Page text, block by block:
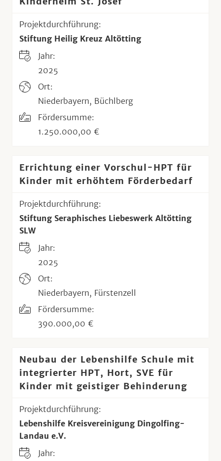
Projektdurchführung:
Stiftung Heilig Kreuz Altötting
Jahr:
2025
Ort:
Niederbayern, Büchlberg
Fördersumme:
1.250.000,00 €
Errichtung einer Vorschul-HPT für
Kinder mit erhöhtem Förderbedarf
Projektdurchführung:
Stiftung Seraphisches Liebeswerk Altötting
SLW
Jahr:
2025
Ort:
Niederbayern, Fürstenzell
Fördersumme:
390.000,00 €
Neubau der Lebenshilfe Schule mit
integrierter HPT, Hort, SVE für
Kinder mit geistiger Behinderung
Projektdurchführung:
Lebenshilfe Kreisvereinigung Dingolfing-
Landau e.V.
Jahr: